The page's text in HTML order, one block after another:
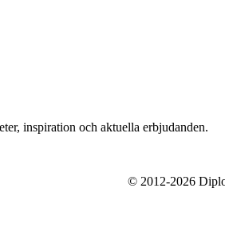
inspiration och aktuella erbjudanden.
© 2012-2026